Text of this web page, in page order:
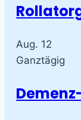
Aug. 12
Ganztägig